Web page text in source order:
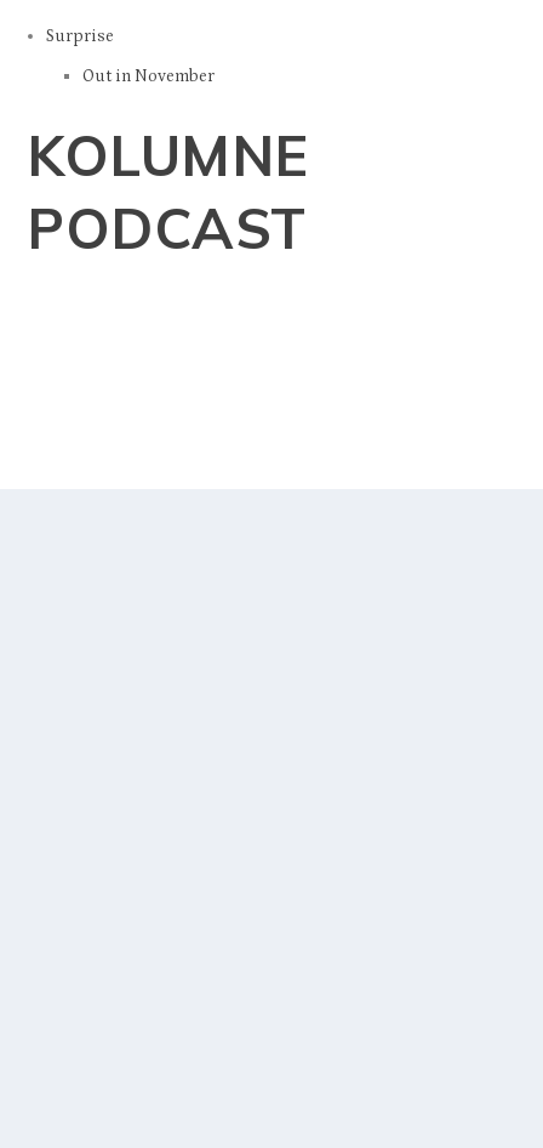
Veseli recepti
Zdrav ručak u 15 min
Surprise
Out in November
KOLUMNE